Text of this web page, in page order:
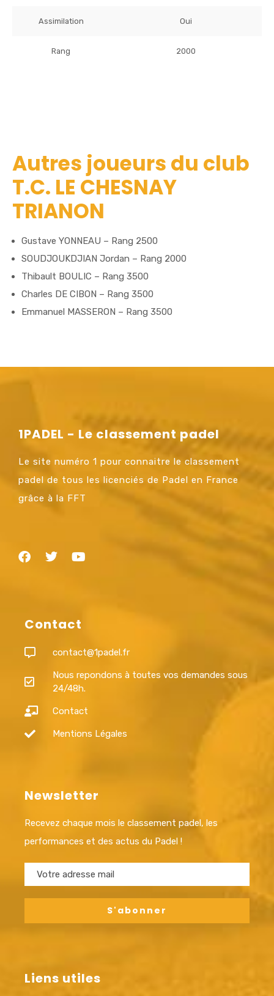
Assimilation Oui
Rang 2000
Autres joueurs du club
T.C. LE CHESNAY
TRIANON
Gustave YONNEAU – Rang 2500
SOUDJOUKDJIAN Jordan – Rang 2000
Thibault BOULIC – Rang 3500
Charles DE CIBON – Rang 3500
Emmanuel MASSERON – Rang 3500
1PADEL - Le classement padel
Le site numéro 1 pour connaitre le classement
padel de tous les licenciés de Padel en France
grâce à la FFT
Contact
contact@1padel.fr
Nous repondons à toutes vos demandes sous
24/48h.
Contact
Mentions Légales
Newsletter
Recevez chaque mois le classement padel, les
performances et des actus du Padel !
Liens utiles